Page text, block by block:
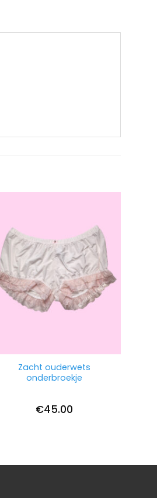
Zacht ouderwets
onderbroekje
€45.00